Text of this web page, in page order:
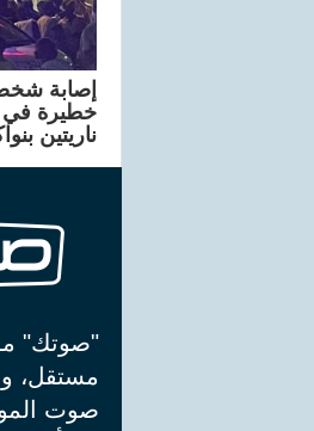
إصابة
خطيرة في
ناريتين
"صوتك"
مستقل،
صوت